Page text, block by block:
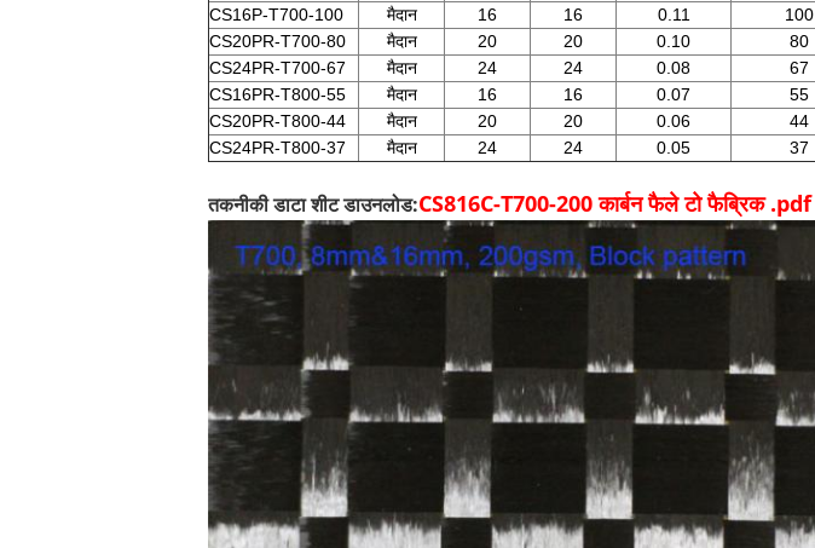
CS16P-T700-100
मैदान 16 16 0.11 100
CS20PR-T700-80
मैदान 20 20 0.10 80
CS24PR-T700-67
मैदान 24 24 0.08 67
CS16PR-T800-55
मैदान 16 16 0.07 55
CS20PR-T800-44 मैदान 20 20 0.06 44
CS24PR-T800-37 मैदान 24 24 0.05 37
तकनीकी डाटा शीट डाउनलोड:CS816C-T700-200 कार्बन फैले टो फैब्रिक .pdf